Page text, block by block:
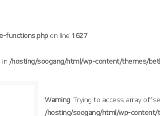
functions.phpon line 1627
in /hosting/soogang/html/wp-content/themes/
Warning: Trying to access array
/hosting/soogang/html/wp-